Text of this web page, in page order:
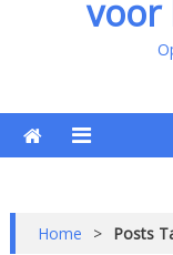
voor
Home > Posts